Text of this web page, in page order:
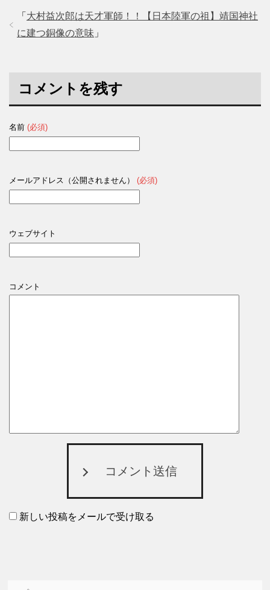
「 大村益次郎は天才軍師！！【日本陸軍の祖】靖国神社
に建つ銅像の意味 」
コメントを残す
名前 (必須)
メールアドレス（公開されません） (必須)
ウェブサイト
コメント
コメント送信
新しい投稿をメールで受け取る